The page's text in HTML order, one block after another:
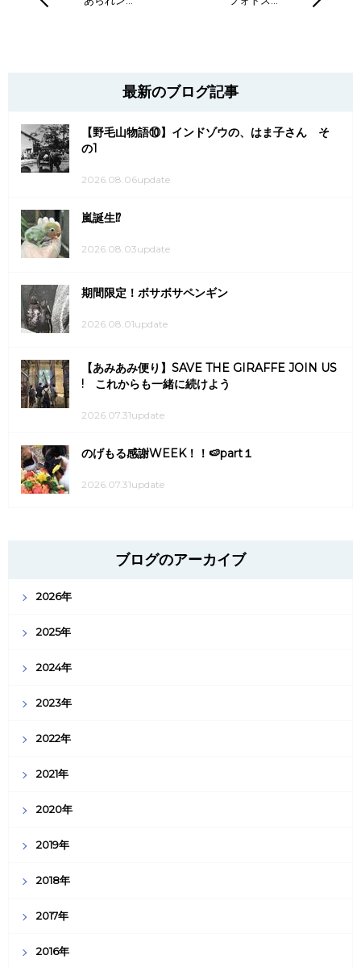
最新のブログ記事
【野毛山物語⑩】インドゾウの、はま子さん そ
の1
2026.08.06update
嵐誕生⁉
2026.08.03update
期間限定！ボサボサペンギン
2026.08.01update
【あみあみ便り】SAVE THE GIRAFFE JOIN US
! これからも一緒に続けよう
2026.07.31update
のげもる感謝WEEK！！🍉part１
2026.07.31update
ブログのアーカイブ
2026年
2025年
2024年
2023年
2022年
2021年
2020年
2019年
2018年
2017年
2016年